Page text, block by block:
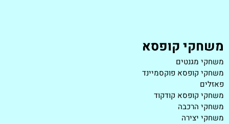
משחקי קופסא
משחקי מגנטים
משחקי קופסא פוקסמיינד
פאזלים
משחקי קופסא קודקוד
משחקי הרכבה
משחקי יצירה